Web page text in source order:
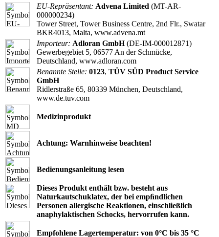
EU-Repräsentant: Advena Limited (MT-AR-
000000234)
Tower Street, Tower Business Centre, 2nd Flr., Swatar
BKR4013, Malta, www.advena.mt
Importeur: Adloran GmbH(DE-IM-000012871)
Gewerbegebiet 5, 06577 An der Schmücke,
Deutschland, www.adloran.com
Benannte Stelle: 0123, TÜV SÜD Product Service
GmbH
Ridlerstraße 65, 80339 München, Deutschland,
www.de.tuv.com
Medizinprodukt
Achtung: Warnhinweise beachten!
Bedienungsanleitung lesen
Dieses Produkt enthält bzw. besteht aus
Naturkautschuklatex, der bei empﬁndlichen
Personen allergische Reaktionen, einschließlich
anaphylaktischen Schocks, hervorrufen kann.
Empfohlene Lagertemperatur: von 0°C bis 35 °C